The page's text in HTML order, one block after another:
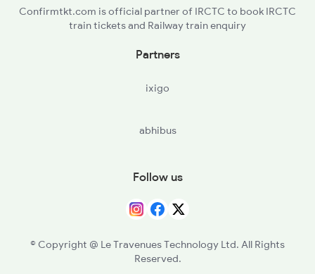
NGY - Nathganj
Confirmtkt.com is official partner of IRCTC to book IRCTC
train tickets and Railway train enquiry
Partners
ixigo
abhibus
Follow us
© Copyright @ Le Travenues Technology Ltd. All Rights
Reserved.